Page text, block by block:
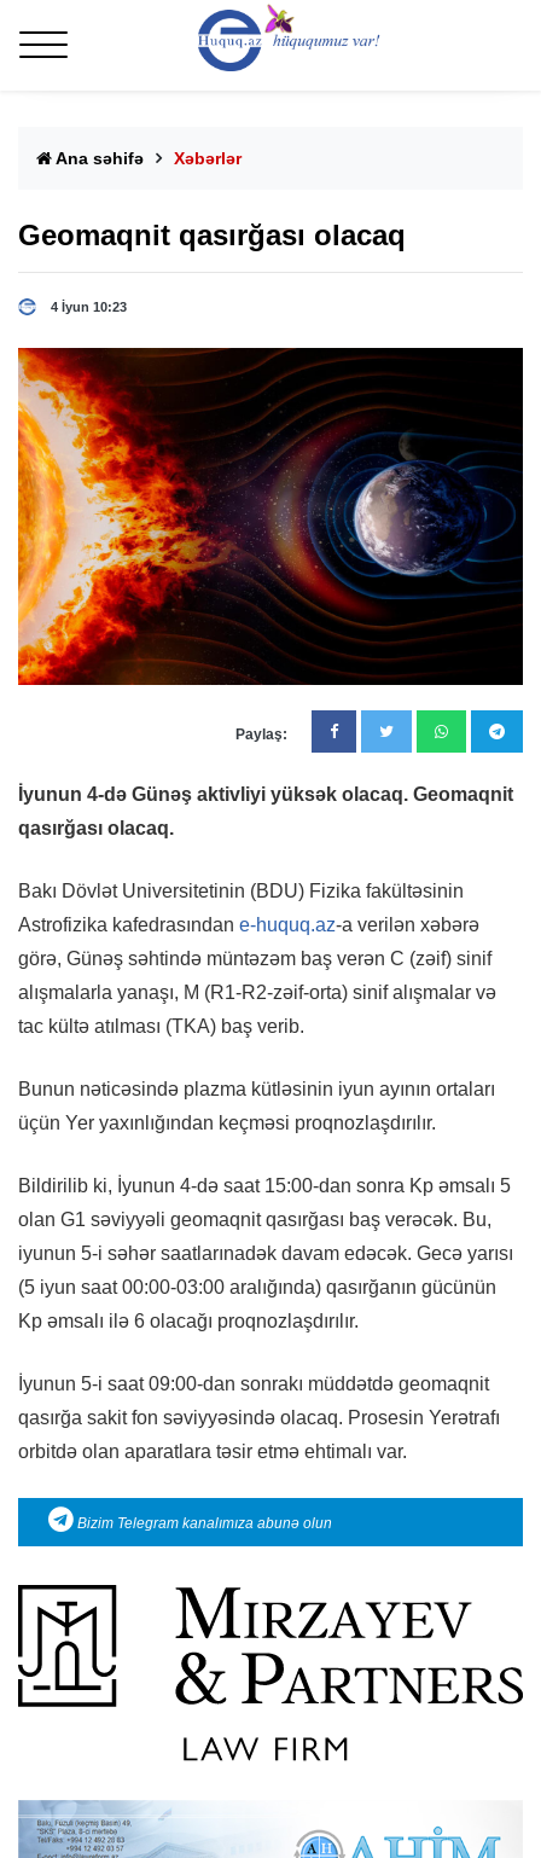
Ana səhifə Xəbərlər
Geomaqnit qasırğası olacaq
4 İyun 10:23
Paylaş:
İyunun 4-də Günəş aktivliyi yüksək olacaq. Geomaqnit
qasırğası olacaq.
Bakı Dövlət Universitetinin (BDU) Fizika fakültəsinin
Astrofizika kafedrasından e-huquq.az-a verilən xəbərə
görə, Günəş səhtində müntəzəm baş verən C (zəif) sinif
alışmalarla yanaşı, M (R1-R2-zəif-orta) sinif alışmalar və
tac kültə atılması (TKA) baş verib.
Bunun nəticəsində plazma kütləsinin iyun ayının ortaları
üçün Yer yaxınlığından keçməsi proqnozlaşdırılır.
Bildirilib ki, İyunun 4-də saat 15:00-dan sonra Kp əmsalı 5
olan G1 səviyyəli geomaqnit qasırğası baş verəcək. Bu,
iyunun 5-i səhər saatlarınadək davam edəcək. Gecə yarısı
(5 iyun saat 00:00-03:00 aralığında) qasırğanın gücünün
Kp əmsalı ilə 6 olacağı proqnozlaşdırılır.
İyunun 5-i saat 09:00-dan sonrakı müddətdə geomaqnit
qasırğa sakit fon səviyyəsində olacaq. Prosesin Yerətrafı
orbitdə olan aparatlara təsir etmə ehtimalı var.
Bizim Telegram kanalımıza abunə olun